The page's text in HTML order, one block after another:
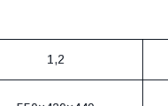
1,2